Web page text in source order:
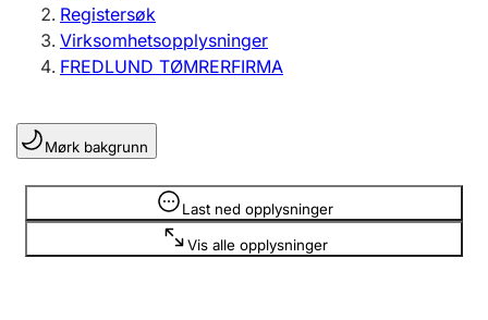
Enkeltpersonforetak
Registrere, endre, slette
Lag og forening
Registrere, endre, slette
Registersøk
Virksomhetsopplysninger
FREDLUND TØMRERFIRMA
Mørk bakgrunn
Last ned opplysninger
Vis alle opplysninger
Opplysninger er skjult